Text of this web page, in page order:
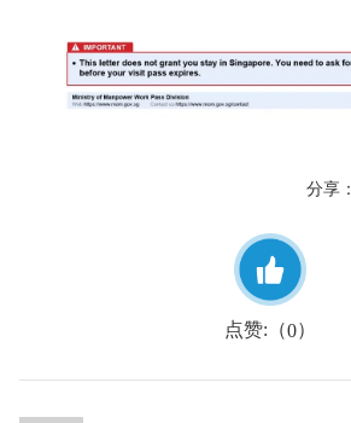
分享：
点赞:（0）